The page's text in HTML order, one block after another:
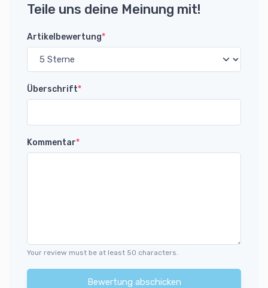
Teile uns deine Meinung mit!
Artikelbewertung*
Überschrift*
Kommentar*
Your review must be at least 50 characters.
Bewertung abschicken